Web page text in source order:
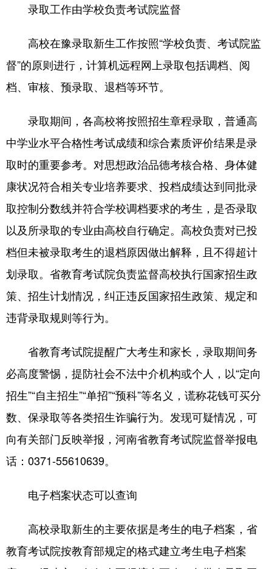
录取工作由学校负责考试院监督
高校在豫录取新生工作按照“学校负责、考试院监
督”的原则进行，计算机远程网上录取包括调档、阅
档、审核、预录取、退档等环节。
录取期间，各高校将按照招生章程录取，普通高
中学业水平合格性考试成绩和综合素质评价结果是录
取时的重要参考。对思想政治品德考核合格、身体健
康状况符合相关专业培养要求、投档成绩达到同批录
取控制分数线并符合学校调档要求的考生，是否录取
以及所录取的专业由高校自行确定。高校负责对已投
档但未被录取考生的退档原因做出解释，且不得超计
划录取。省教育考试院负责监督高校执行国家招生政
策、招生计划情况，纠正违反国家招生政策、规定和
违背录取规则等行为。
省教育考试院提醒广大考生和家长，录取期间务
必高度警惕，提防社会不法中介机构或个人，以“定向
招生”“自主招生”“单招”“预科”等名义，谎称花钱可买分
数、保录取等各类招生诈骗行为。发现可疑情况，可
向有关部门反映举报，河南省教育考试院监督举报电
话：0371-55610639。
电子档案状态可以查询
高校录取新生的主要依据是考生的电子档案，省
教育考试院按教育部规定的格式建立考生电子档案